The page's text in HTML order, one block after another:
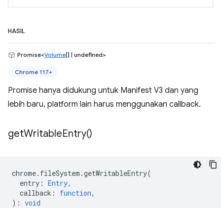
HASIL
Promise<Volume[] | undefined>
Chrome 117+
Promise hanya didukung untuk Manifest V3 dan yang
lebih baru, platform lain harus menggunakan callback.
getWritableEntry()
chrome. fileSystem .getWritableEntry(
entry : Entry,
callback : function,
) : void